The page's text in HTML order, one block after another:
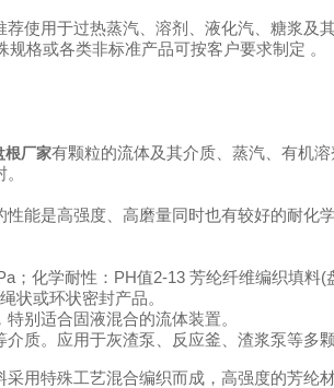
使用于过热蒸汽、溶剂、液化汽、糖浆及其
格或各类非标准产品可按客户要求制定 。
根厂家有颗粒的流体及其介质、蒸汽、有机
能是高强度、高磨量同时也有较好的耐化
化学耐性：PH值2-13 芳纶纤维编织填料
状或环状密封产品。
别适合固液混合的流体装置。
质。应用于灰渣泵、反应釜、渣浆泵等多
用特殊工艺混合编织而成，高强度的芳纶